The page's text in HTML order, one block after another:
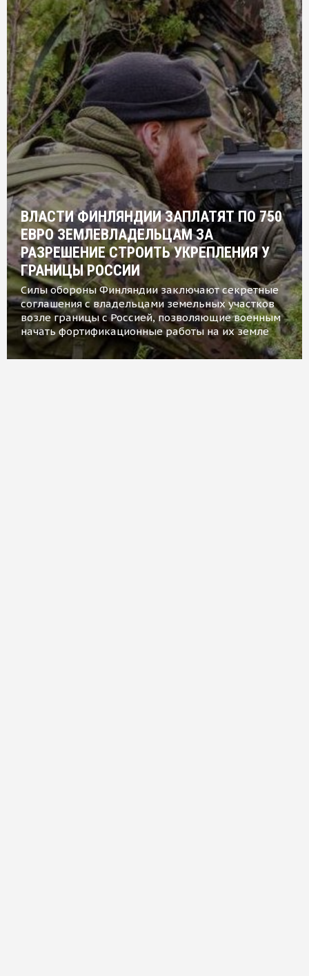
ВЛАСТИ ФИНЛЯНДИИ ЗАПЛАТЯТ ПО 750
ЕВРО ЗЕМЛЕВЛАДЕЛЬЦАМ ЗА
РАЗРЕШЕНИЕ СТРОИТЬ УКРЕПЛЕНИЯ У
ГРАНИЦЫ РОССИИ
Силы обороны Финляндии заключают секретные
соглашения с владельцами земельных участков
возле границы с Россией, позволяющие военным
начать фортификационные работы на их земле